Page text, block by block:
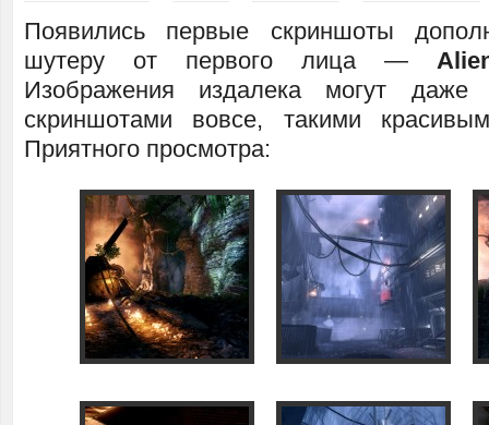
Появились первые скриншоты
шутеру от первого лица —
Изображения издалека могут даже
скриншотами вовсе, такими
Приятного просмотра: